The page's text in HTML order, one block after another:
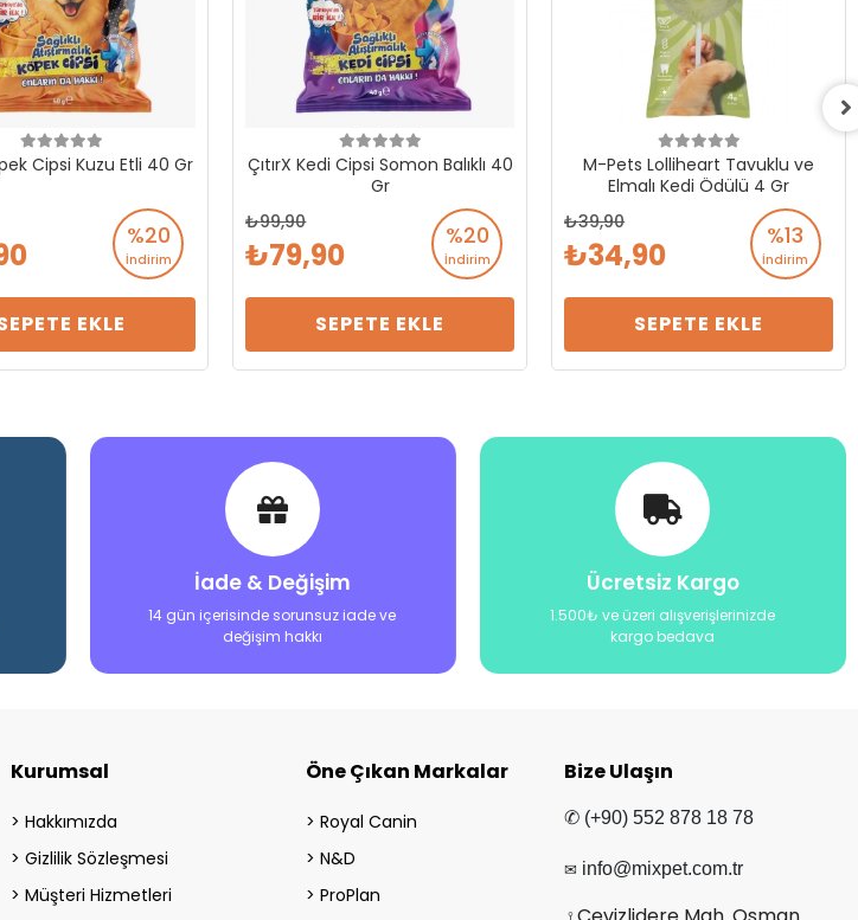
Cipsi Kuzu Etli 40 Gr
%20
İndirim
EKLE
ÇıtırX Kedi Cipsi Somon Balıklı 40
Gr
%20
İndirim
99,90
79,90
SEPETE EKLE
M-Pets Lolliheart Tavuklu ve
Elmalı Kedi Ödülü 4 Gr
%13
İndirim
39,90
34,90
SEPETE EKLE
İade & Değişim
14 gün içerisinde sorunsuz iade ve
değişim hakkı
Ücretsiz Kargo
1.500₺ ve üzeri alışverişlerinizde
kargo bedava
Kurumsal
Hakkımızda
Gizlilik Sözleşmesi
Müşteri Hizmetleri
Öne Çıkan Markalar
Royal Canin
N&D
ProPlan
Bize Ulaşın
✆ (+90) 552 878 18 78
✉ info@mixpet.com.tr